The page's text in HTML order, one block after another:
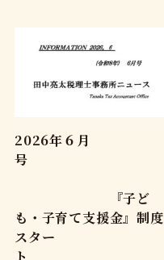
2026年６月
号
『子ど
も・子育て支援金』制度
スター